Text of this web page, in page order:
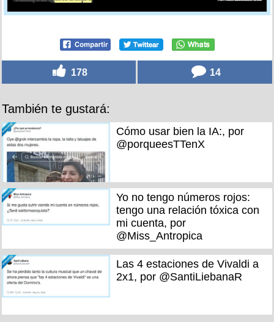
178 14
También te gustará:
Cómo usar bien la IA:, por
@porqueesTTenX
Yo no tengo números rojos:
tengo una relación tóxica con
mi cuenta, por
@Miss_Antropica
Las 4 estaciones de Vivaldi a
2x1, por @SantiLiebanaR